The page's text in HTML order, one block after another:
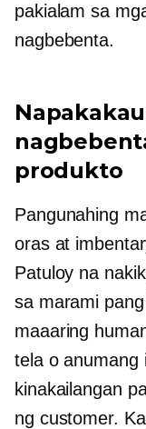
pakialam sa
nagbebenta.
produkto
Pangunahing
oras at
Patuloy na
sa marami
maaaring
tela o anumang
kinakailangan
ng customer.